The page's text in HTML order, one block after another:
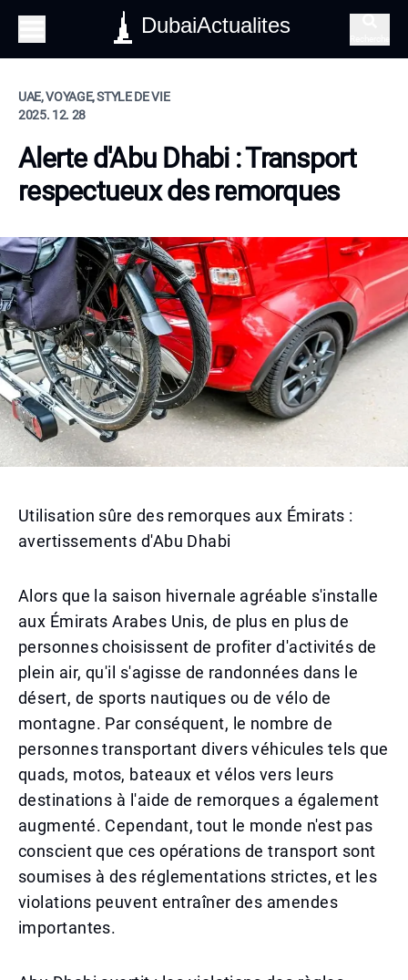
DubaiActualites
UAE, VOYAGE, STYLE DE VIE
2025. 12. 28
Alerte d'Abu Dhabi : Transport
respectueux des remorques
Utilisation sûre des remorques aux Émirats :
avertissements d'Abu Dhabi
Alors que la saison hivernale agréable s'installe
aux Émirats Arabes Unis, de plus en plus de
personnes choisissent de profiter d'activités de
plein air, qu'il s'agisse de randonnées dans le
désert, de sports nautiques ou de vélo de
montagne. Par conséquent, le nombre de
personnes transportant divers véhicules tels que
quads, motos, bateaux et vélos vers leurs
destinations à l'aide de remorques a également
augmenté. Cependant, tout le monde n'est pas
conscient que ces opérations de transport sont
soumises à des réglementations strictes, et les
violations peuvent entraîner des amendes
importantes.